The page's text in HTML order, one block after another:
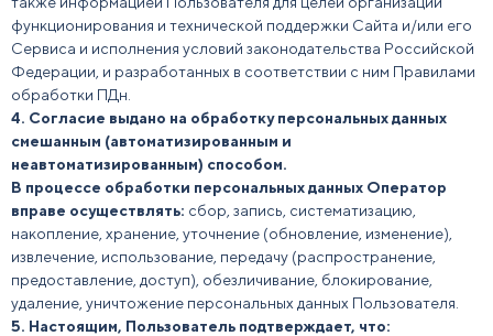
функционирования и технической поддержки Сайта и/или его
Сервиса и исполнения условий законодательства Российской
Федерации, и разработанных в соответствии с ним Правилами
обработки ПДн.
4. Согласие выдано на обработку персональных данных
смешанным (автоматизированным и
неавтоматизированным) способом.
В процессе обработки персональных данных Оператор
вправе осуществлять: сбор, запись, систематизацию,
накопление, хранение, уточнение (обновление, изменение),
извлечение, использование, передачу (распространение,
предоставление, доступ), обезличивание, блокирование,
удаление, уничтожение персональных данных Пользователя.
5. Настоящим, Пользователь подтверждает, что: